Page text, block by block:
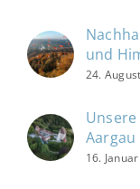
und
24.
Aargau
16.